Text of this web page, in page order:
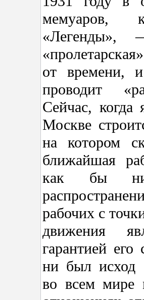
мемуаров,
от времени,
проводит
Сейчас,
Москве
на котором
ближайшая
как бы ни
рабочих с
движения
гарантией
ни был исход
во всем мире